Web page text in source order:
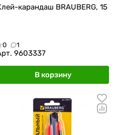
карандаш BRAUBERG, 15
0 1
9603337
В корзину